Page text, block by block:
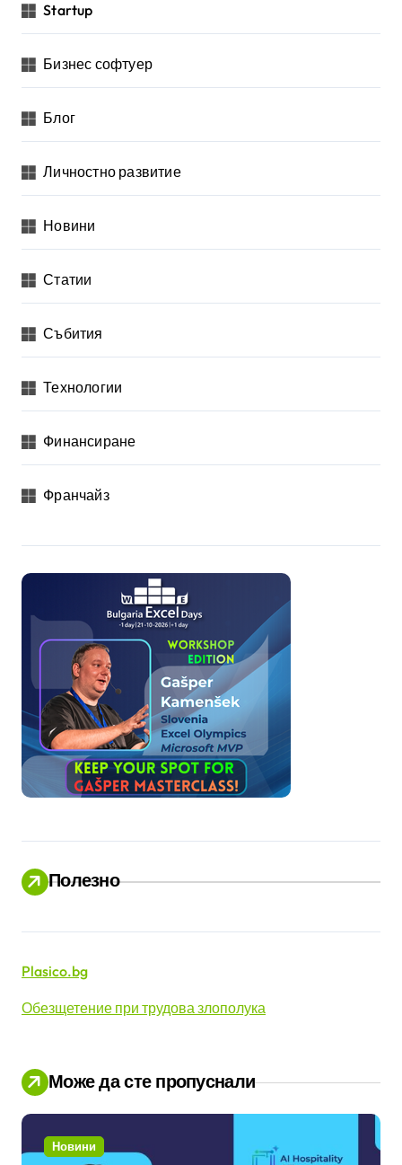
Startup
Бизнес софтуер
Блог
Личностно развитие
Новини
Статии
Събития
Технологии
Финансиране
Франчайз
Полезно
Plasico.bg
Обезщетение при трудова злополука
Може да сте пропуснали
Новини